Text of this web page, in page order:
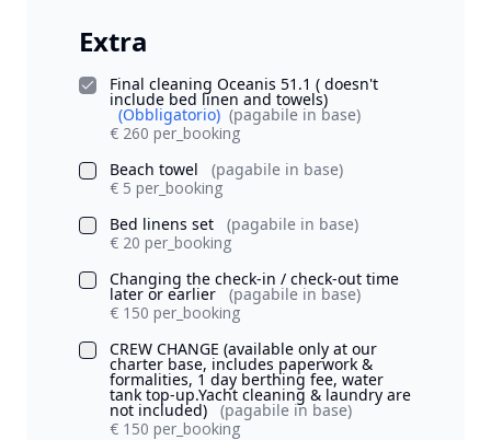
Extra
Final cleaning Oceanis 51.1 ( doesn't
include bed linen and towels)
(Obbligatorio) (pagabile in base)
€ 260 per_booking
Beach towel
(pagabile in base)
€ 5 per_booking
Bed linens set
(pagabile in base)
€ 20 per_booking
Changing the check-in / check-out time
later or earlier
(pagabile in base)
€ 150 per_booking
CREW CHANGE (available only at our
charter base, includes paperwork &
formalities, 1 day berthing fee, water
tank top-up.Yacht cleaning & laundry are
not included)
(pagabile in base)
€ 150 per_booking